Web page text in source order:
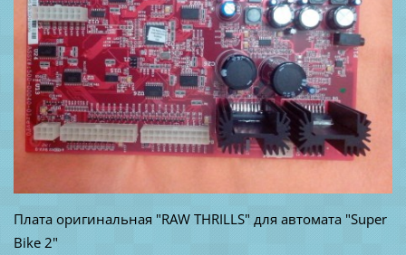
Плата оригинальная "RAW THRILLS" для автомата "Super
Bike 2"